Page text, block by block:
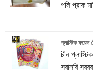
পলি প্রাক
পাইকারি
ব্যাগ অন
প্লাস্টিক ফয়েল
চীন
সরাসরি